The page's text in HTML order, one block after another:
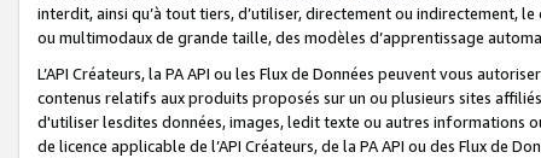
interdit, ainsi qu’à tout tiers, d’utiliser, directement ou indirectement,
ou multimodaux de grande taille, des modèles d’apprentissage
L’API Créateurs, la PA API ou les Flux de Données peuvent vous
contenus relatifs aux produits proposés sur un ou plusieurs sites
d'utiliser lesdites données, images, ledit texte ou autres informations
de licence applicable de l’API Créateurs, de la PA API ou des Flux de